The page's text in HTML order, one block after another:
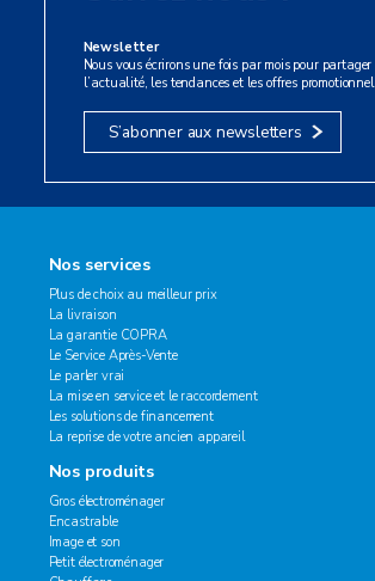
Newsletter
Nous vous écrirons une fois par mois pour partager
l’actualité, les tendances et les offres
S’abonner aux newsletters
Nos services
Plus de choix au meilleur prix
La livraison
La garantie COPRA
Le Service Après-Vente
Le parler vrai
La mise en service et le raccordement
Les solutions de financement
La reprise de votre ancien appareil
Nos produits
Gros électroménager
Encastrable
Image et son
Petit électroménager